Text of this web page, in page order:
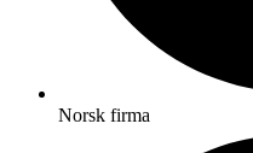
Norsk firma